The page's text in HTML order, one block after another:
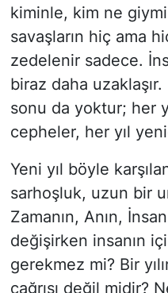
kiminle, kim ne
savaşların hiç ama
zedelenir sadece.
biraz daha
sonu da yoktur; her
cepheler, her yıl
Yeni yıl böyle
sarhoşluk, uzun bir
Zamanın, Anın,
değişirken insanın
gerekmez mi? Bir
çağrısı değil midir?